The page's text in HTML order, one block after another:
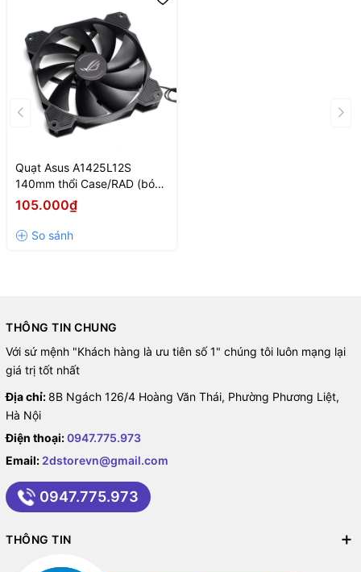
Quạt Asus A1425L12S
140mm thổi Case/RAD (bóc
case Asus ROG Strix Helios
105.000₫
THÔNG TIN CHUNG
Với sứ mệnh "Khách hàng là ưu tiên số 1" chúng tôi luôn mạng lại
giá trị tốt nhất
Địa chỉ: 8B Ngách 126/4 Hoàng Văn Thái, Phường Phương Liệt,
Hà Nội
Điện thoại:0947.775.973
Email: 2dstorevn@gmail.com
0947.775.973
THÔNG TIN